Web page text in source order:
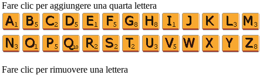
Fare clic per aggiungere una quarta lettera
Fare clic per rimuovere una lettera